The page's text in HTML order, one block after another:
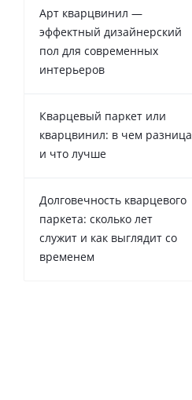
Арт кварцвинил —
эффектный дизайнерский
пол для современных
интерьеров
Кварцевый паркет или
кварцвинил: в чем разница
и что лучше
Долговечность кварцевого
паркета: сколько лет
служит и как выглядит со
временем